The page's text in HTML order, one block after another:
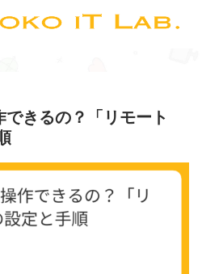
きるの？「リモート